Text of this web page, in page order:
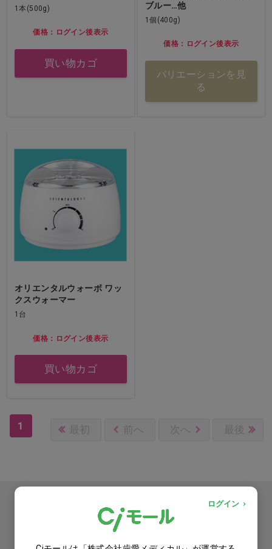
1本(500g)
価格：ログイン後表示
買い物カゴ
ブルー…他
1個(400g)
価格：ログイン後表示
バリエーションを見
る
オリエンタルウォーボ ワッ
クスウォーマー
1台
価格：ログイン後表示
買い物カゴ
1 最初 前へ 次へ 最後
カタログ請求
ログイン